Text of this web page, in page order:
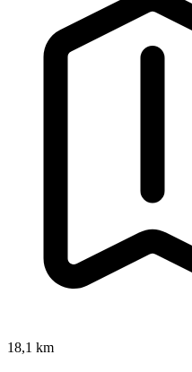
18,1 km